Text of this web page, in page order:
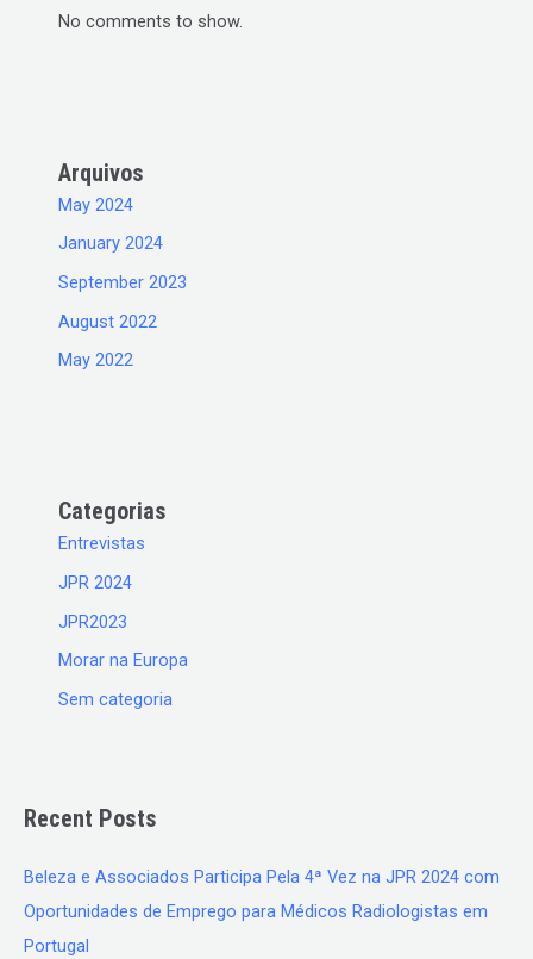
No comments to show.
Arquivos
May 2024
January 2024
September 2023
August 2022
May 2022
Categorias
Entrevistas
JPR 2024
JPR2023
Morar na Europa
Sem categoria
Recent Posts
Beleza e Associados Participa Pela 4ª Vez na JPR 2024 com
Oportunidades de Emprego para Médicos Radiologistas em
Portugal